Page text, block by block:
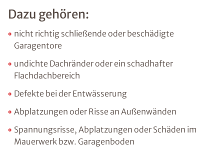
Dazu gehören:
nicht richtig schließende oder beschädigte
Garagentore
undichte Dachränder oder ein schadhafter
Flachdachbereich
Defekte bei der Entwässerung
Abplatzungen oder Risse an Außenwänden
Spannungsrisse, Abplatzungen oder Schäden im
Mauerwerk bzw. Garagenboden